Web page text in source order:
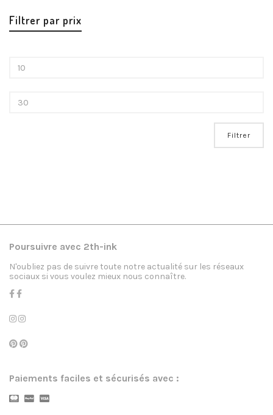
Filtrer par prix
Filtrer
Poursuivre avec 2th-ink
N'oubliez pas de suivre toute notre actualité sur les réseaux
sociaux si vous voulez mieux nous connaître.
Paiements faciles et sécurisés avec :